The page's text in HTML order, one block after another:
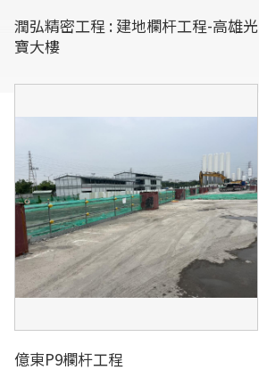
潤弘精密工程 : 建地欄杆工程-高雄光
寶大樓
億東P9欄杆工程